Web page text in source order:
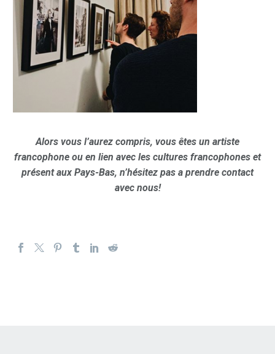
Alors vous l’aurez compris, vous êtes un artiste
francophone ou en lien avec les cultures francophones et
présent aux Pays-Bas, n’hésitez pas a prendre contact
avec nous!